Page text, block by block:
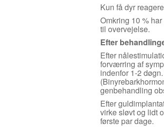
Kun få dyr
Omkring 10 %
til overvejelse.
Efter
Efter
forværring af
indenfor 1-2
genbehandling
Efter
virke sløvt og lidt
første par dage.